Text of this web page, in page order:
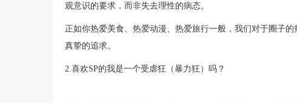
观意识的要求，而非失去理性的病态。
正如你热爱美食、热爱动漫、热爱旅行一般，我们对于圈子
真挚的追求。
2.喜欢SP的我是一个受虐狂（暴力狂）吗？